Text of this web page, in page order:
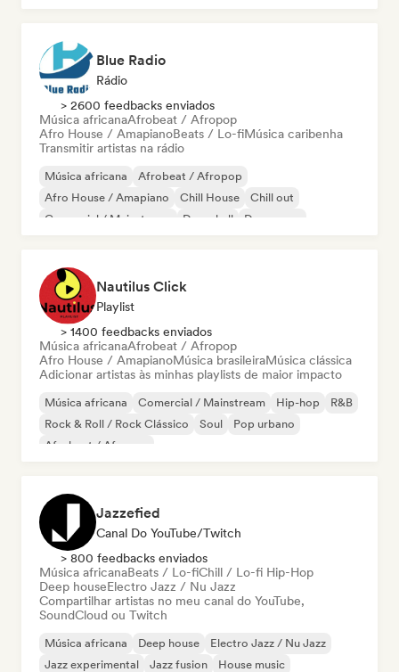
Blue Radio
Rádio
> 2600 feedbacks enviados
Música africanaAfrobeat / Afropop
Afro House / AmapianoBeats / Lo-fiMúsica caribenha
Transmitir artistas na rádio
Música africana
Afrobeat / Afropop
Afro House / Amapiano
Chill House
Chill out
Comercial / Mainstream
Dancehall Dance pop
Nautilus Click
Playlist
> 1400 feedbacks enviados
Música africanaAfrobeat / Afropop
Afro House / AmapianoMúsica brasileiraMúsica clássica
Adicionar artistas às minhas playlists de maior impacto
Música africana Comercial / Mainstream Hip-hop
R&B
Rock & Roll / Rock Clássico
Soul
Pop urbano
Afrobeat / Afropop
Jazzefied
Canal Do YouTube/Twitch
> 800 feedbacks enviados
Música africanaBeats / Lo-fiChill / Lo-fi Hip-Hop
Deep houseElectro Jazz / Nu Jazz
Compartilhar artistas no meu canal do YouTube,
SoundCloud ou Twitch
Música africana Deep house
Electro Jazz / Nu Jazz
Jazz experimental
Jazz fusion
House music